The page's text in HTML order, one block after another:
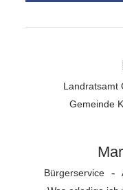
Landratsamt
Gemeinde
Bürgerservice